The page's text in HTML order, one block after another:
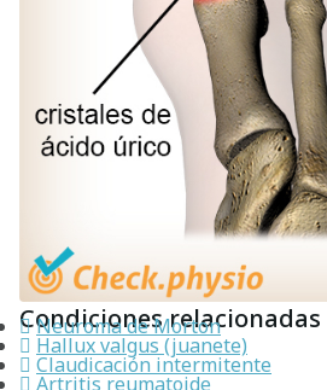
Condiciones relacionadas
Neuroma de Morton
Hallux valgus (juanete)
Claudicación intermitente
Artritis reumatoide